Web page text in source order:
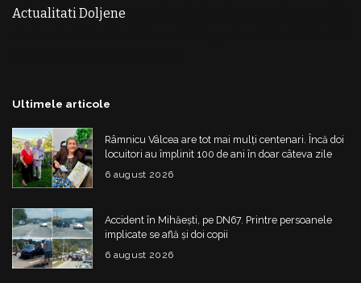
Actualitati Doljene
Ultimele articole
Râmnicu Vâlcea are tot mai mulți centenari. Încă doi
locuitori au împlinit 100 de ani în doar câteva zile
6 august 2026
Accident în Mihăești, pe DN67. Printre persoanele
implicate se află și doi copii
6 august 2026